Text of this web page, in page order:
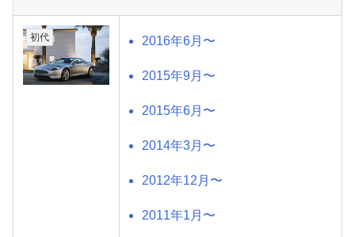
初代 2016年6月〜
2015年9月〜
2015年6月〜
2014年3月〜
2012年12月〜
2011年1月〜